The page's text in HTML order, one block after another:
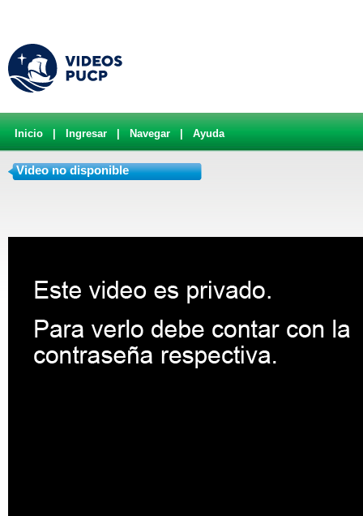
Inicio Ingresar Navegar Ayuda
Video no disponible